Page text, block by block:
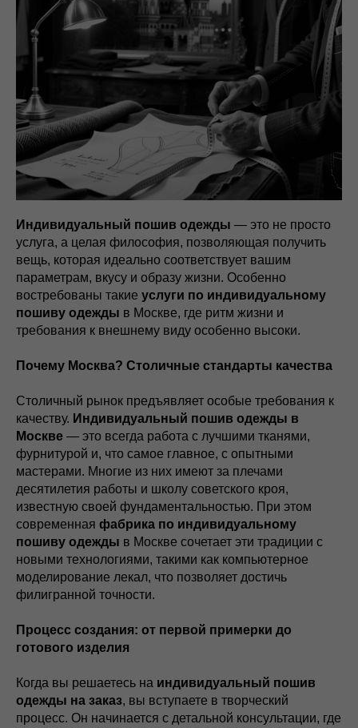
Индивидуальный пошив одежды — это не просто
услуга, а целая философия, позволяющая получить
вещь, которая идеально соответствует вашим
параметрам, вкусу и образу жизни. Особенно
востребованы такие услуги по индивидуальному
пошиву одежды в Москве, где ритм жизни и
требования к внешнему виду особенно высоки.
Почему Москва? Столичные стандарты качества
Столичный рынок предъявляет особые требования к
качеству. Индивидуальный пошив одежды в
Москве — это всегда работа с лучшими тканями,
фурнитурой и, что самое главное, с опытными
мастерами. Многие из них имеют за плечами
десятилетия работы и школу советского кроя,
известную своей фундаментальностью. При этом
современная фабрика по индивидуальному
пошиву одежды в Москве сочетает эти традиции с
новыми технологиями, такими как компьютерное
моделирование лекал, что позволяет достичь
филигранной точности.
Процесс создания: от первой примерки до
готового изделия
Когда вы решаетесь на индивидуальный пошив
одежды на заказ, вы вступаете в творческий
процесс. Он начинается с детальной консультации, где